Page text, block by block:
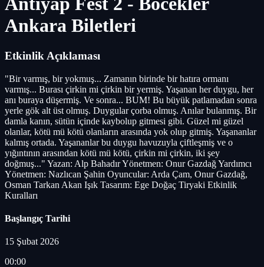
Ankara Biletleri
Etkinlik Açıklaması
"Bir varmış, bir yokmuş... Zamanın birinde bir hatıra ormanı
varmış... Burası çirkin mi çirkin bir yermiş. Yaşanan her duygu, her
anı buraya düşermiş. Ve sonra... BUM! Bu büyük patlamadan sonra
yerle gök alt üst olmuş. Duygular çorba olmuş. Anılar bulanmış. Bir
damla kanın, sütün içinde kaybolup gitmesi gibi. Güzel mi güzel
olanlar, kötü mü kötü olanların arasında yok olup gitmiş. Yaşananlar
kalmış ortada. Yaşananlar bu duygu havuzuyla çiftleşmiş ve o
yığıntının arasından kötü mü kötü, çirkin mi çirkin, iki şey
doğmuş..." Yazan: Alp Bahadır Yönetmen: Onur Gazdağ Yardımcı
Yönetmen: Nazlıcan Şahin Oyuncular: Arda Çam, Onur Gazdağ,
Osman Tarkan Akan Işık Tasarım: Ege Doğaç Tiryaki Etkinlik
Kuralları
Başlangıç Tarihi
15 Şubat 2026
00:00